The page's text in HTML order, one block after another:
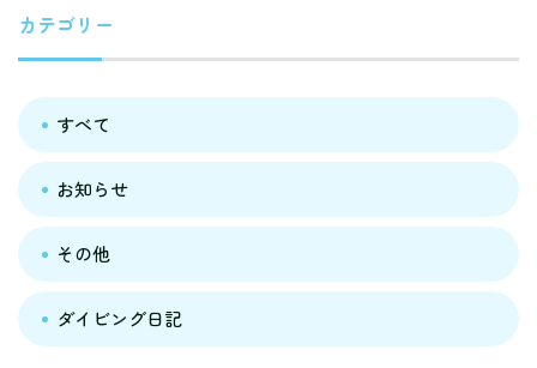
カテゴリー
すべて
お知らせ
その他
ダイビング日記